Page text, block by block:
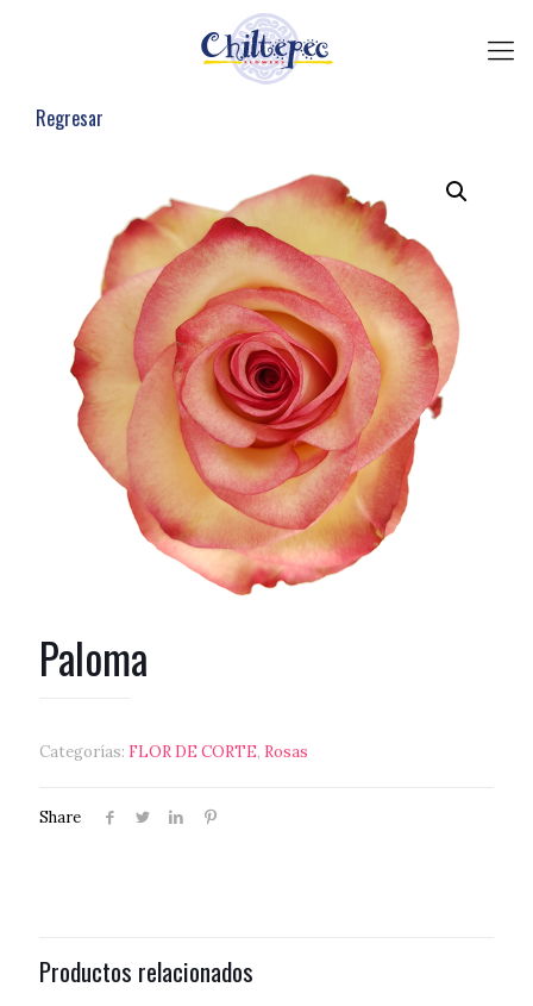
Regresar
Paloma
Categorías: FLOR DE CORTE, Rosas
Share
Productos relacionados